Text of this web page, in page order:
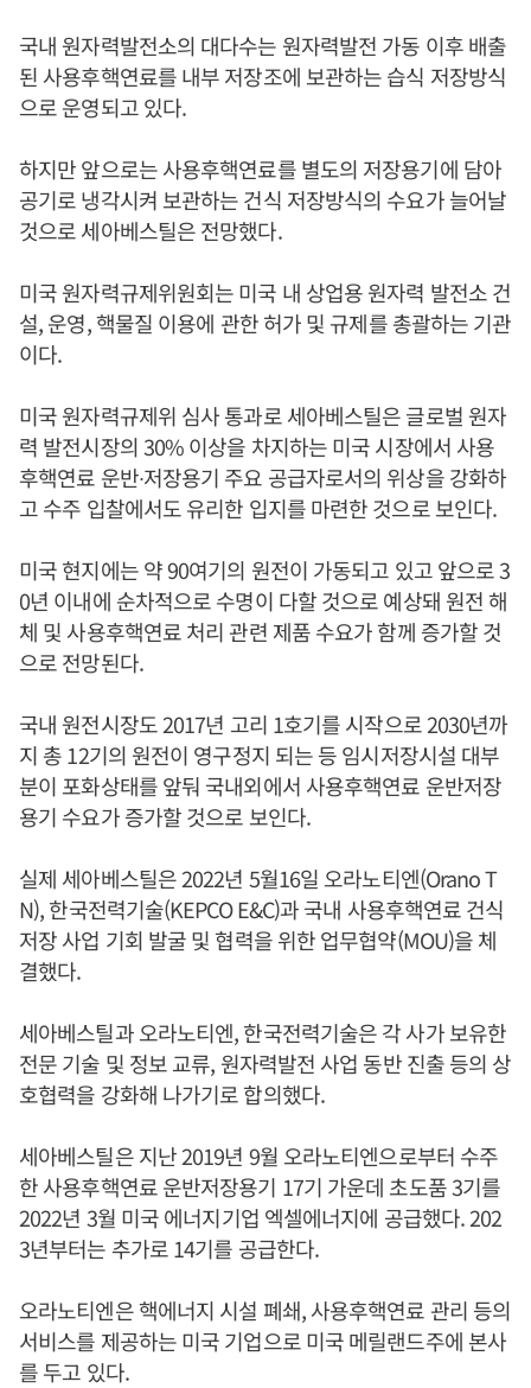
국내 원자력발전소의 대다수는 원자력발전 가동 이후 배출
된 사용후핵연료를 내부 저장조에 보관하는 습식 저장방식
으로 운영되고 있다.
하지만 앞으로는 사용후핵연료를 별도의 저장용기에 담아
공기로 냉각시켜 보관하는 건식 저장방식의 수요가 늘어날
것으로 세아베스틸은 전망했다.
미국 원자력규제위원회는 미국 내 상업용 원자력 발전소 건
설, 운영, 핵물질 이용에 관한 허가 및 규제를 총괄하는 기관
이다.
미국 원자력규제위 심사 통과로 세아베스틸은 글로벌 원자
력 발전시장의 30% 이상을 차지하는 미국 시장에서 사용
후핵연료 운반∙저장용기 주요 공급자로서의 위상을 강화하
고 수주 입찰에서도 유리한 입지를 마련한 것으로 보인다.
미국 현지에는 약 90여기의 원전이 가동되고 있고 앞으로 3
0년 이내에 순차적으로 수명이 다할 것으로 예상돼 원전 해
체 및 사용후핵연료 처리 관련 제품 수요가 함께 증가할 것
으로 전망된다.
국내 원전시장도 2017년 고리 1호기를 시작으로 2030년까
지 총 12기의 원전이 영구정지 되는 등 임시저장시설 대부
분이 포화상태를 앞둬 국내외에서 사용후핵연료 운반저장
용기 수요가 증가할 것으로 보인다.
실제 세아베스틸은 2022년 5월16일 오라노티엔(Orano T
N), 한국전력기술(KEPCO E&C)과 국내 사용후핵연료 건식
저장 사업 기회 발굴 및 협력을 위한 업무협약(MOU)을 체
결했다.
세아베스틸과 오라노티엔, 한국전력기술은 각 사가 보유한
전문 기술 및 정보 교류, 원자력발전 사업 동반 진출 등의 상
호협력을 강화해 나가기로 합의했다.
세아베스틸은 지난 2019년 9월 오라노티엔으로부터 수주
한 사용후핵연료 운반저장용기 17기 가운데 초도품 3기를
2022년 3월 미국 에너지기업 엑셀에너지에 공급했다. 202
3년부터는 추가로 14기를 공급한다.
오라노티엔은 핵에너지 시설 폐쇄, 사용후핵연료 관리 등의
서비스를 제공하는 미국 기업으로 미국 메릴랜드주에 본사
를 두고 있다.